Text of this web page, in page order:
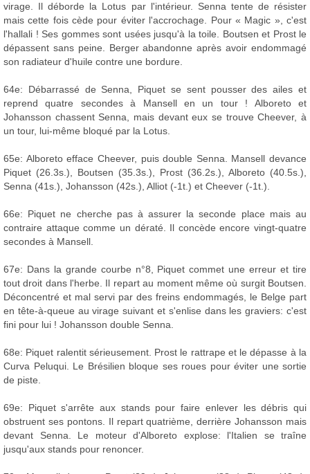
virage. Il déborde la Lotus par l'intérieur. Senna tente de résister
mais cette fois cède pour éviter l'accrochage. Pour « Magic », c'est
l'hallali ! Ses gommes sont usées jusqu'à la toile. Boutsen et Prost le
dépassent sans peine. Berger abandonne après avoir endommagé
son radiateur d'huile contre une bordure.
64e: Débarrassé de Senna, Piquet se sent pousser des ailes et
reprend quatre secondes à Mansell en un tour ! Alboreto et
Johansson chassent Senna, mais devant eux se trouve Cheever, à
un tour, lui-même bloqué par la Lotus.
65e: Alboreto efface Cheever, puis double Senna. Mansell devance
Piquet (26.3s.), Boutsen (35.3s.), Prost (36.2s.), Alboreto (40.5s.),
Senna (41s.), Johansson (42s.), Alliot (-1t.) et Cheever (-1t.).
66e: Piquet ne cherche pas à assurer la seconde place mais au
contraire attaque comme un dératé. Il concède encore vingt-quatre
secondes à Mansell.
67e: Dans la grande courbe n°8, Piquet commet une erreur et tire
tout droit dans l'herbe. Il repart au moment même où surgit Boutsen.
Déconcentré et mal servi par des freins endommagés, le Belge part
en tête-à-queue au virage suivant et s'enlise dans les graviers: c'est
fini pour lui ! Johansson double Senna.
68e: Piquet ralentit sérieusement. Prost le rattrape et le dépasse à la
Curva Peluqui. Le Brésilien bloque ses roues pour éviter une sortie
de piste.
69e: Piquet s'arrête aux stands pour faire enlever les débris qui
obstruent ses pontons. Il repart quatrième, derrière Johansson mais
devant Senna. Le moteur d'Alboreto explose: l'Italien se traîne
jusqu'aux stands pour renoncer.